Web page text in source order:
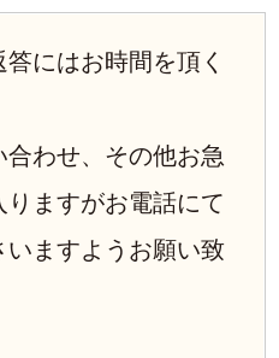
にはお時間を頂く
わせ、その他お急
ますがお電話にて
いますようお願い致